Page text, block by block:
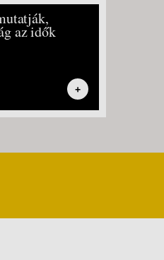
az idők
+